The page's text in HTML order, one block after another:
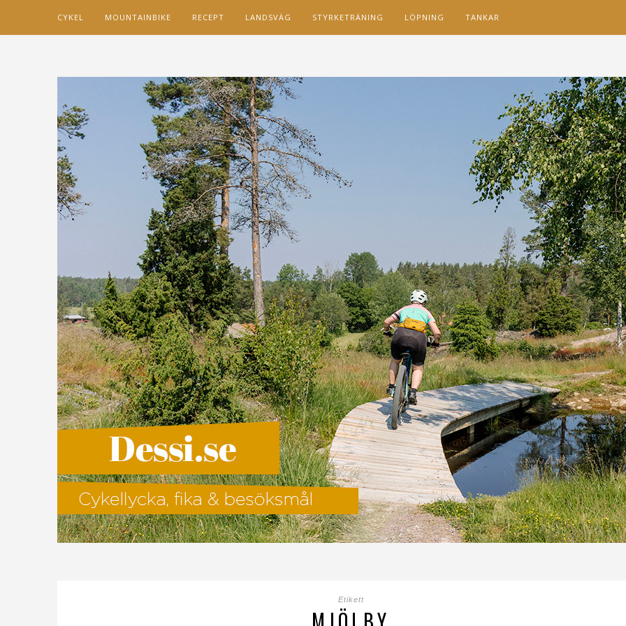
CYKEL MOUNTAINBIKE RECEPT LANDSVÄG STYRKETRÄNING LÖPNING TANKAR
Etikett